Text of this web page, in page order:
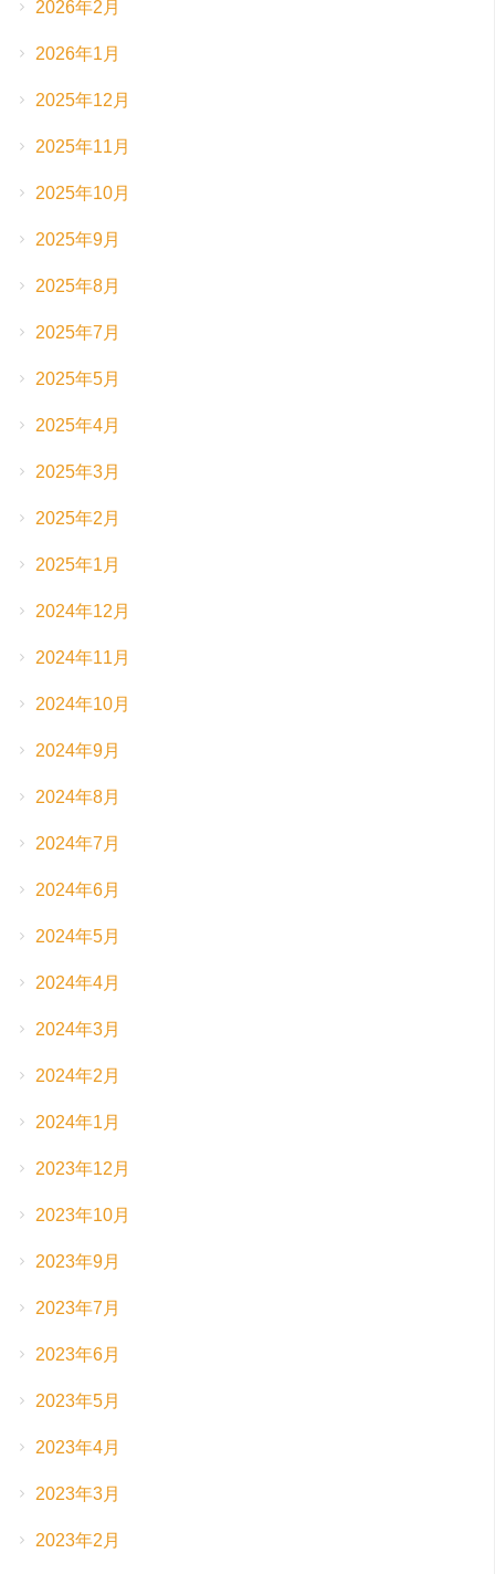
2026年2月
2026年1月
2025年12月
2025年11月
2025年10月
2025年9月
2025年8月
2025年7月
2025年5月
2025年4月
2025年3月
2025年2月
2025年1月
2024年12月
2024年11月
2024年10月
2024年9月
2024年8月
2024年7月
2024年6月
2024年5月
2024年4月
2024年3月
2024年2月
2024年1月
2023年12月
2023年10月
2023年9月
2023年7月
2023年6月
2023年5月
2023年4月
2023年3月
2023年2月